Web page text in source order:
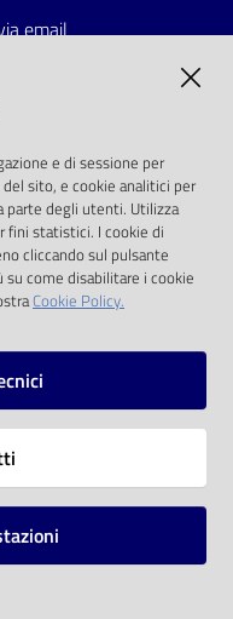
email
36/2006
e di sessione per
sito, e cookie analitici per
parte degli utenti. Utilizza
fini statistici. I cookie di
cliccando sul pulsante
su come disabilitare i cookie
Cookie Policy.